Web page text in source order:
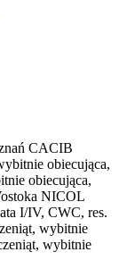
CACIB
obiecująca,
obiecująca,
NICOL
I/IV, CWC, res.
wybitnie
wybitnie